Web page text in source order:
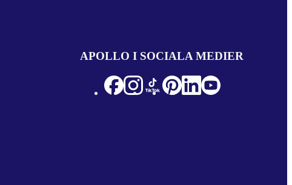
APOLLO I SOCIALA MEDIER